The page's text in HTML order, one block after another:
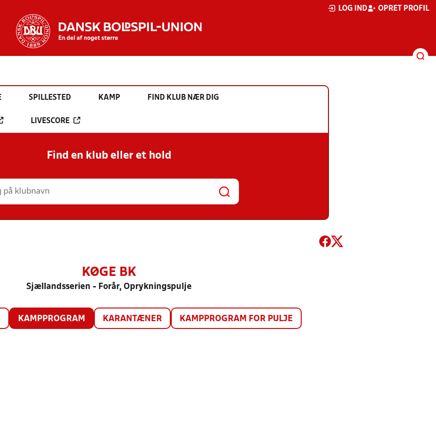
LOG IND OPRET PROFIL
SPILLESTED KAMP FIND KLUB NÆR DIG
LIVESCORE
Find en klub eller et hold
KØGE BK
Sjællandsserien - Forår, Oprykningspulje
KAMPPROGRAM KARANTÆNER KAMPPROGRAM FOR PULJE